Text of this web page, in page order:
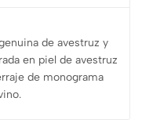
de avestruz y
en piel de avestruz
de monograma